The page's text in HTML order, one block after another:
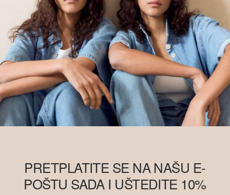
PRETPLATITE SE NA NAŠU E-
POŠTU SADA I UŠTEDITE 10%